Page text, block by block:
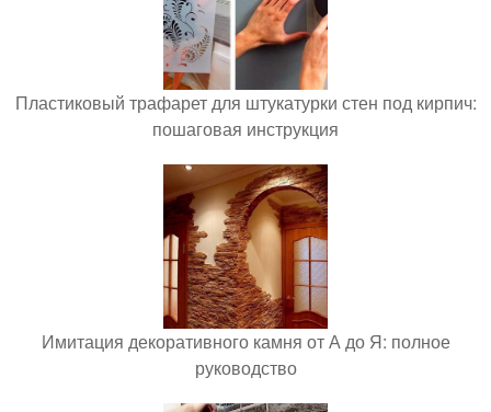
Пластиковый трафарет для штукатурки стен под кирпич:
пошаговая инструкция
Имитация декоративного камня от А до Я: полное
руководство